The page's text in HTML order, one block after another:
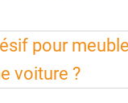
pour
voiture ?